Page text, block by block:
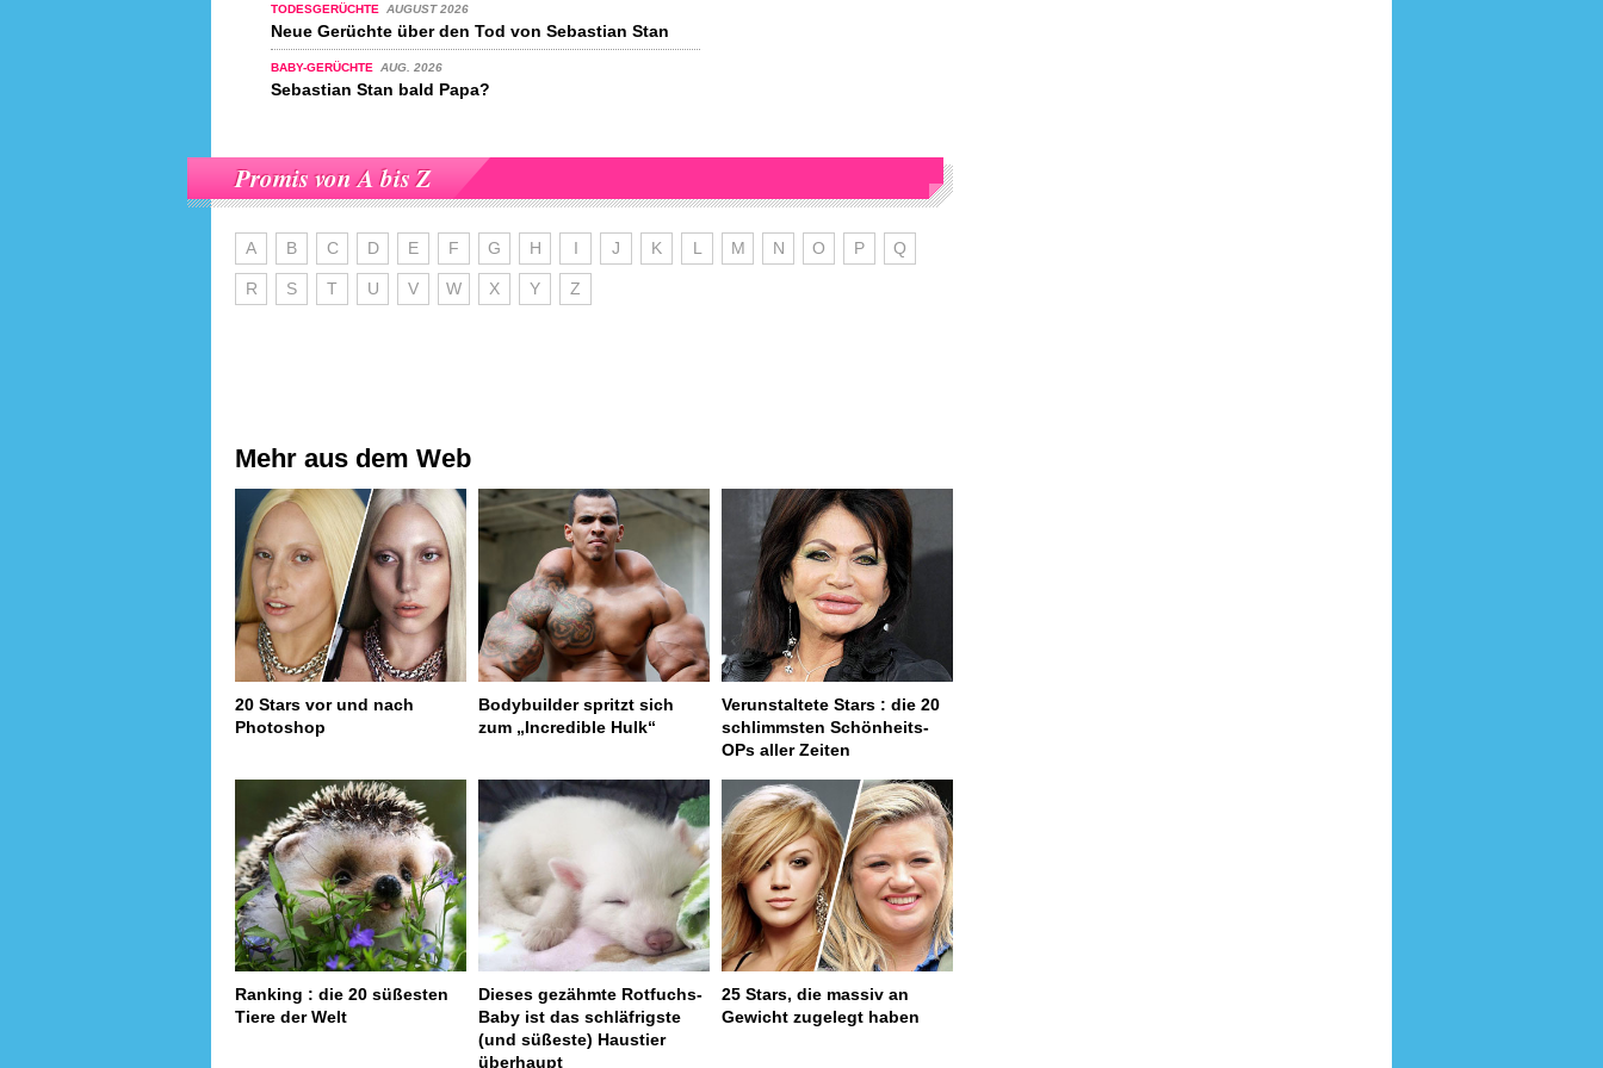
TODESGERÜCHTE AUGUST 2026
Neue Gerüchte über den Tod von Sebastian Stan
BABY-GERÜCHTE AUG. 2026
Sebastian Stan bald Papa?
Promis von A bis Z
A B C D E F G H I J K L M N O P Q
R S T U V W X Y Z
Mehr aus dem Web
20 Stars vor und nach
Photoshop
Bodybuilder spritzt sich
zum „Incredible Hulk“
Verunstaltete Stars : die 20
schlimmsten Schönheits-
OPs aller Zeiten
Ranking : die 20 süßesten
Tiere der Welt
Dieses gezähmte Rotfuchs-
Baby ist das schläfrigste
(und süßeste) Haustier
überhaupt
25 Stars, die massiv an
Gewicht zugelegt haben